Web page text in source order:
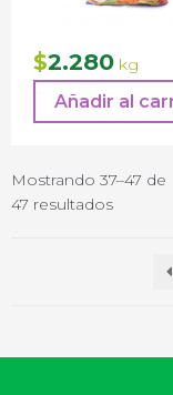
$2.280 kg
Añadir al
Mostrando 37–47 de
47 resultados